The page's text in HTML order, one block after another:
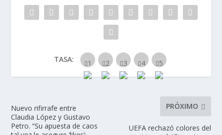
TASA:
Nuevo rifirrafe entre
Claudia López y Gustavo
Petro. “Su apuesta de caos
PRÓXIMO
UEFA rechazó colores del